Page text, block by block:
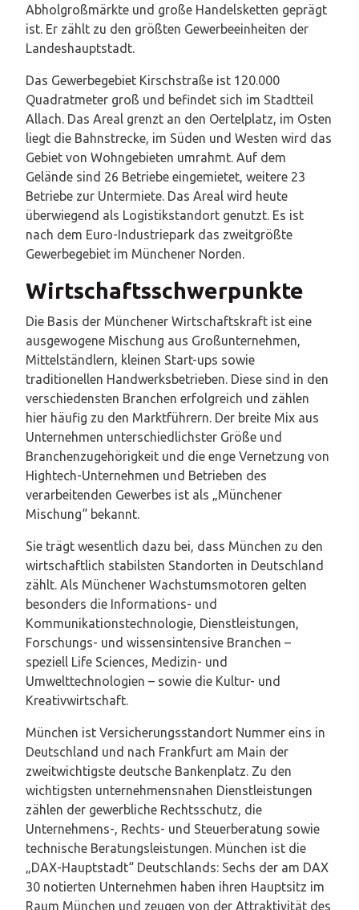
Abholgroßmärkte und große Handelsketten geprägt
ist. Er zählt zu den größten Gewerbeeinheiten der
Landeshauptstadt.
Das Gewerbegebiet Kirschstraße ist 120.000
Quadratmeter groß und befindet sich im Stadtteil
Allach. Das Areal grenzt an den Oertelplatz, im Osten
liegt die Bahnstrecke, im Süden und Westen wird das
Gebiet von Wohngebieten umrahmt. Auf dem
Gelände sind 26 Betriebe eingemietet, weitere 23
Betriebe zur Untermiete. Das Areal wird heute
überwiegend als Logistikstandort genutzt. Es ist
nach dem Euro-Industriepark das zweitgrößte
Gewerbegebiet im Münchener Norden.
Wirtschaftsschwerpunkte
Die Basis der Münchener Wirtschaftskraft ist eine
ausgewogene Mischung aus Großunternehmen,
Mittelständlern, kleinen Start-ups sowie
traditionellen Handwerksbetrieben. Diese sind in den
verschiedensten Branchen erfolgreich und zählen
hier häufig zu den Marktführern. Der breite Mix aus
Unternehmen unterschiedlichster Größe und
Branchenzugehörigkeit und die enge Vernetzung von
Hightech-Unternehmen und Betrieben des
verarbeitenden Gewerbes ist als „Münchener
Mischung“ bekannt.
Sie trägt wesentlich dazu bei, dass München zu den
wirtschaftlich stabilsten Standorten in Deutschland
zählt. Als Münchener Wachstumsmotoren gelten
besonders die Informations- und
Kommunikationstechnologie, Dienstleistungen,
Forschungs- und wissensintensive Branchen –
speziell Life Sciences, Medizin- und
Umwelttechnologien – sowie die Kultur- und
Kreativwirtschaft.
München ist Versicherungsstandort Nummer eins in
Deutschland und nach Frankfurt am Main der
zweitwichtigste deutsche Bankenplatz. Zu den
wichtigsten unternehmensnahen Dienstleistungen
zählen der gewerbliche Rechtsschutz, die
Unternehmens-, Rechts- und Steuerberatung sowie
technische Beratungsleistungen. München ist die
„DAX-Hauptstadt“ Deutschlands: Sechs der am DAX
30 notierten Unternehmen haben ihren Hauptsitz im
Raum München und zeugen von der Attraktivität des